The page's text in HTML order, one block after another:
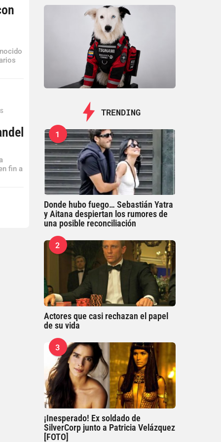
fin a
TRENDING
1
Donde hubo fuego… Sebastián Yatra
y Aitana despiertan los rumores de
una posible reconciliación
2
Actores que casi rechazan el papel
de su vida
3
¡Inesperado! Ex soldado de
SilverCorp junto a Patricia Velázquez
[FOTO]